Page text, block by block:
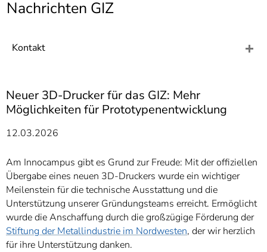
7]
Informationen zur
Nachrichten GIZ
Kontakt
Neuer 3D-Drucker für das GIZ: Mehr
Möglichkeiten für Prototypenentwicklung
12.03.2026
Am Innocampus gibt es Grund zur Freude: Mit der offiziellen
Übergabe eines neuen 3D-Druckers wurde ein wichtiger
Meilenstein für die technische Ausstattung und die
Unterstützung unserer Gründungsteams erreicht. Ermöglicht
wurde die Anschaffung durch die großzügige Förderung der
Stiftung der Metallindustrie im Nordwesten, der wir herzlich
für ihre Unterstützung danken.